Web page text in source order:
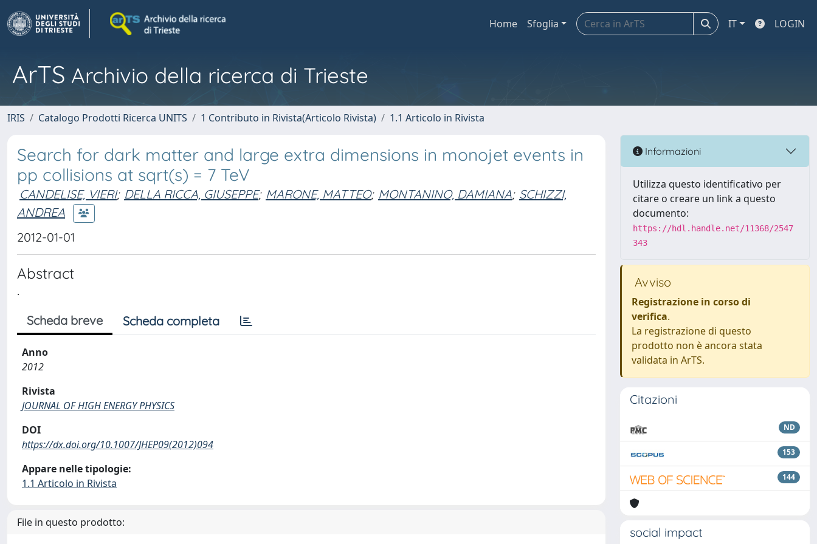
Home Sfoglia IT LOGIN
ArTS Archivio della ricerca di Trieste
IRIS Catalogo Prodotti Ricerca UNITS 1 Contributo in Rivista(Articolo Rivista) 1.1 Articolo in Rivista
Search for dark matter and large extra dimensions in monojet events in
pp collisions at sqrt(s) = 7 TeV
CANDELISE, VIERI; DELLA RICCA, GIUSEPPE; MARONE, MATTEO; MONTANINO, DAMIANA; SCHIZZI,
ANDREA
2012-01-01
Abstract
.
Scheda breve Scheda completa
Anno
2012
Rivista
JOURNAL OF HIGH ENERGY PHYSICS
DOI
https://dx.doi.org/10.1007/JHEP09(2012)094
Appare nelle tipologie:
1.1 Articolo in Rivista
File in questo prodotto:
Informazioni
Utilizza questo identificativo per
citare o creare un link a questo
documento:
https://hdl.handle.net/11368/2547
343
Avviso
Registrazione in corso di
verifica.
La registrazione di questo
prodotto non è ancora stata
validata in ArTS.
Citazioni
ND
153
144
social impact